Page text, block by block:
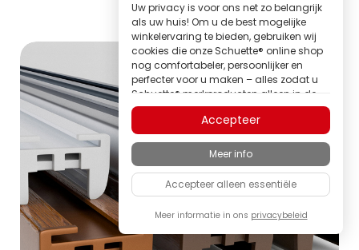
Uw privacy is voor ons net zo belangrijk
als uw huis! Om u de best mogelijke
winkelervaring te bieden, gebruiken wij
cookies die onze Schuette® online shop
nog comfortabeler, persoonlijker en
perfecter voor u maken – alles zodat u
Schuette® merkproducten alleen in de
beste kwaliteit kunt ontdekken.
Sommige van deze cookies zijn
noodzakelijk om onze Schuette® shop
betrouwbaar te laten functioneren;
andere stellen ons in staat om inhoud
en advertenties af te stemmen op uw
interesses, of om volledig anoniem
inzicht te krijgen in het bezoekersgedrag.
Als familiebedrijf hechten wij veel
Accepteer
Meer info
Accepteer alleen essentiële
Meer informatie in ons privacybeleid